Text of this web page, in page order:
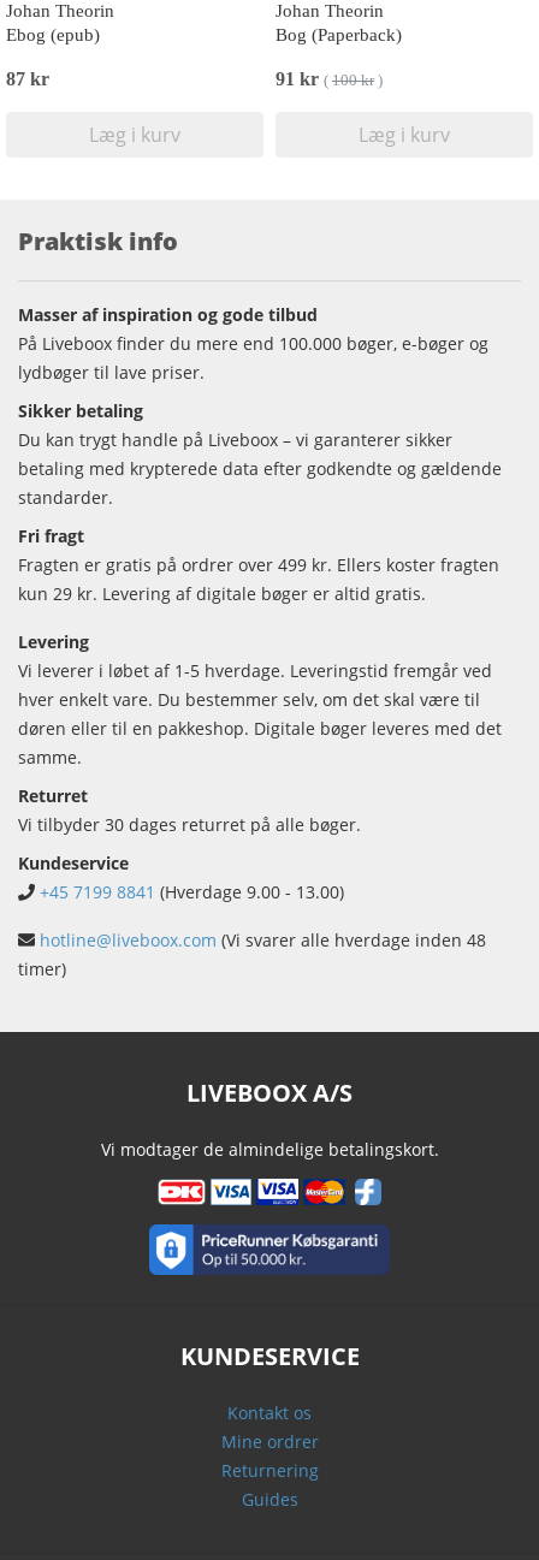
Johan Theorin
Ebog (epub)
87 kr
Læg i kurv
Johan Theorin
Bog (Paperback)
91 kr ( 100 kr)
Læg i kurv
Praktisk info
Masser af inspiration og gode tilbud
På Liveboox finder du mere end 100.000 bøger, e-bøger og
lydbøger til lave priser.
Sikker betaling
Du kan trygt handle på Liveboox – vi garanterer sikker
betaling med krypterede data efter godkendte og gældende
standarder.
Fri fragt
Fragten er gratis på ordrer over 499 kr. Ellers koster fragten
kun 29 kr. Levering af digitale bøger er altid gratis.
Levering
Vi leverer i løbet af 1-5 hverdage. Leveringstid fremgår ved
hver enkelt vare. Du bestemmer selv, om det skal være til
døren eller til en pakkeshop. Digitale bøger leveres med det
samme.
Returret
Vi tilbyder 30 dages returret på alle bøger.
Kundeservice
+45 7199 8841 (Hverdage 9.00 - 13.00)
hotline@liveboox.com (Vi svarer alle hverdage inden 48
timer)
LIVEBOOX A/S
Vi modtager de almindelige betalingskort.
KUNDESERVICE
Kontakt os
Mine ordrer
Returnering
Guides